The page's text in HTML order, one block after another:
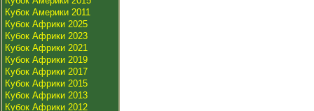
Кубок Америки 2011
Кубок Африки 2025
Кубок Африки 2023
Кубок Африки 2021
Кубок Африки 2019
Кубок Африки 2017
Кубок Африки 2015
Кубок Африки 2013
Кубок Африки 2012